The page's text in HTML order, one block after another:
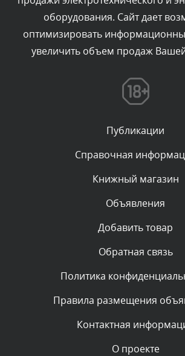
Текст комментария будет виден
администратором.
Комментарий проверяется
Текст комментария будет виден после
Комментарий проверяется
Текст комментария будет виден после
администратором.
Комментарий проверяется
Текст комментария будет виден после
администратором.
Комментарий проверяется
администратором.
Комментарий проверяется
оборудования. Сайт дает
оптимизировать
увеличить объем продаж
Публикации
Справочная
Книжный магазин
Объявления
Добавить товар
Обратная связь
Политика
Правила размещения
Контактная
О проекте